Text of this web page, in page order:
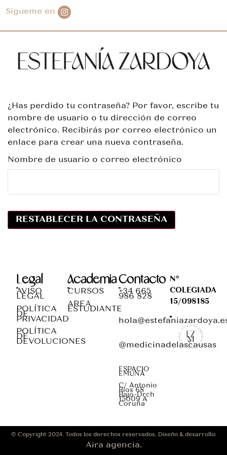
Sígueme en
¿Has perdido tu contraseña? Por favor, escribe tu
nombre de usuario o tu dirección de correo
electrónico. Recibirás por correo electrónico un
enlace para crear una nueva contraseña.
Nombre de usuario o correo electrónico
RESTABLECER LA CONTRASEÑA
Legal
AVISO
LEGAL
POLÍTICA
DE
PRIVACIDAD
POLÍTICA
DE
DEVOLUCIONES
Academia
CURSOS
AREA
ESTUDIANTE
Contacto
+34 665
986 828
@medicinadelascausas
ESPACIO
EMUNÁ
C/ Antonio
Ríos 68
Bajo-Drch
15009 A
Coruña
Nº
COLEGIADA
15/098185
© Copyright 2024. Todos los derechos reservados. Diseño & desarrollo:
Aira agencia.